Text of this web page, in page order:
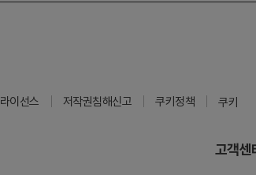
라이선스 저작권침해신고 쿠키정책 쿠키
고객센